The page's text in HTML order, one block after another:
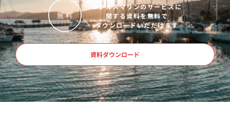
無 料
レグルスマリンのサービスに
関する資料を無料で
ダウンロードいただけます
資料ダウンロード